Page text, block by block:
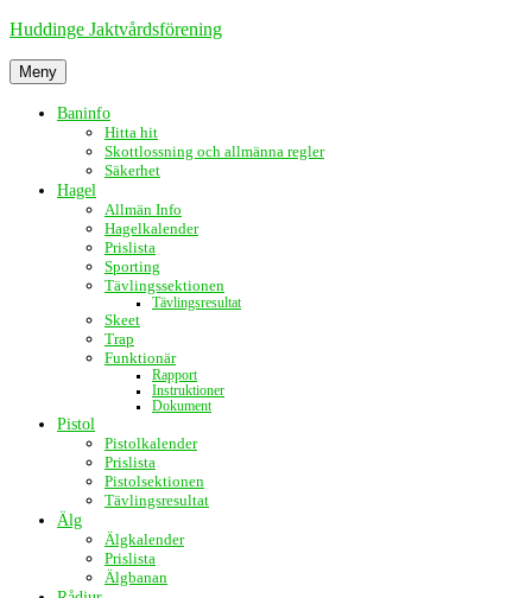
Hoppa
innehåll
Huddinge Jaktvårdsförening
Meny
Baninfo
Hitta hit
Skottlossning och allmänna regler
Säkerhet
Hagel
Allmän Info
Hagelkalender
Prislista
Sporting
Tävlingssektionen
Tävlingsresultat
Skeet
Trap
Funktionär
Rapport
Instruktioner
Dokument
Pistol
Pistolkalender
Prislista
Pistolsektionen
Tävlingsresultat
Älg
Älgkalender
Prislista
Älgbanan